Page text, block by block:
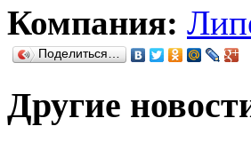
Компания:
Поделиться…
Другие